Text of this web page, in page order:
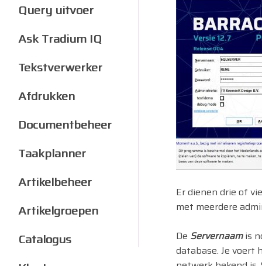
Er dienen drie of
met meerdere
De Servernaamis
database. Je voert
Query uitvoer
Ask Tradium IQ
Tekstverwerker
Afdrukken
Documentbeheer
Taakplanner
Artikelbeheer
Artikelgroepen
Catalogus